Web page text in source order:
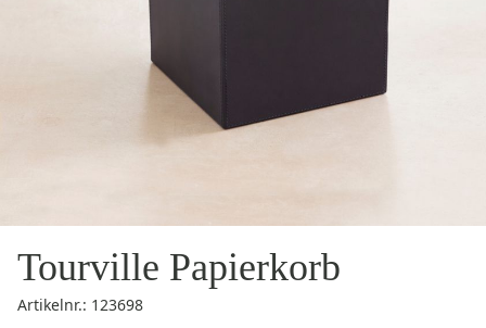
Tourville Papierkorb
Artikelnr.: 123698